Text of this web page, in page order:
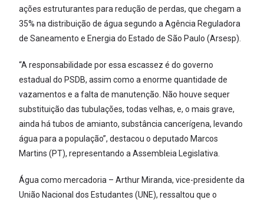
ações estruturantes para redução de perdas, que chegam a
35% na distribuição de água segundo a Agência Reguladora
de Saneamento e Energia do Estado de São Paulo (Arsesp).
“A responsabilidade por essa escassez é do governo
estadual do PSDB, assim como a enorme quantidade de
vazamentos e a falta de manutenção. Não houve sequer
substituição das tubulações, todas velhas, e, o mais grave,
ainda há tubos de amianto, substância cancerígena, levando
água para a população”, destacou o deputado Marcos
Martins (PT), representando a Assembleia Legislativa.
Água como mercadoria – Arthur Miranda, vice-presidente da
União Nacional dos Estudantes (UNE), ressaltou que o